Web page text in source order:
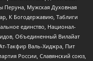
Перуна, Мужская Духовная
К Богодержавию, Таблиги
единство, Национал-
Объединенный Вилайат
Такфир Валь-Хиджра, Пит
России, Славянский союз,